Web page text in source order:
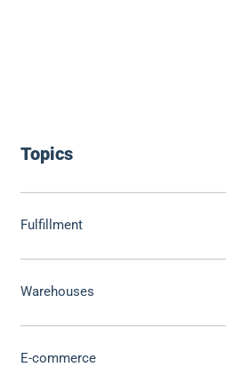
Topics
Fulfillment
Warehouses
E-commerce